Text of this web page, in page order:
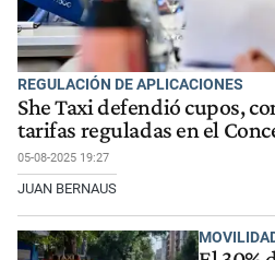
REGULACIÓN DE APLICACIONES
She Taxi defendió cupos,
tarifas reguladas en el
05-08-2025 19:27
JUAN BERNAUS